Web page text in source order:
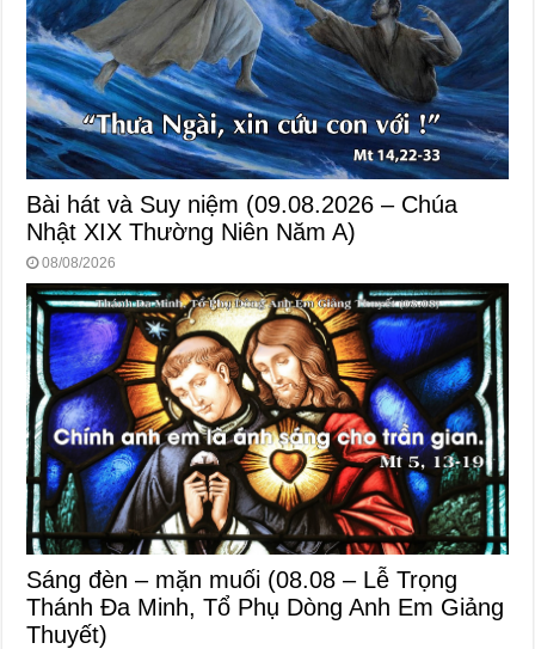
Bài hát và Suy niệm (09.08.2026 – Chúa
Nhật XIX Thường Niên Năm A)
08/08/2026
Sáng đèn – mặn muối (08.08 – Lễ Trọng
Thánh Đa Minh, Tổ Phụ Dòng Anh Em Giảng
Thuyết)